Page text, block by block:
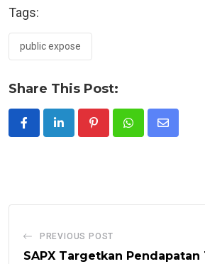
Tags:
public expose
Share This Post:
PinterestWhatsappShare
PREVIOUS POST
SAPX Targetkan Pendapatan